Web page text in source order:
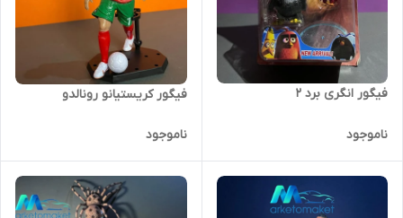
فیگور انگری برد ۲
ناموجود
فیگور کریستیانو رونالدو
ناموجود